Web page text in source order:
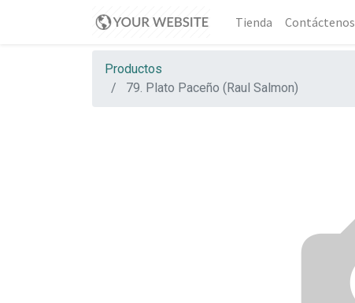
Tienda Contáctenos
Productos
79. Plato Paceño (Raul Salmon)